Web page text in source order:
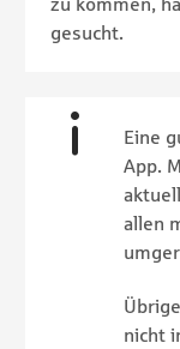
gesucht.
Eine
App.
allen
nicht